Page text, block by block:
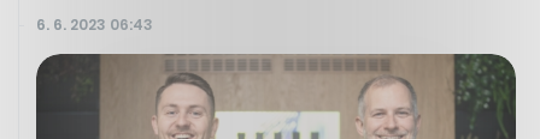
6. 6. 2023 06:43